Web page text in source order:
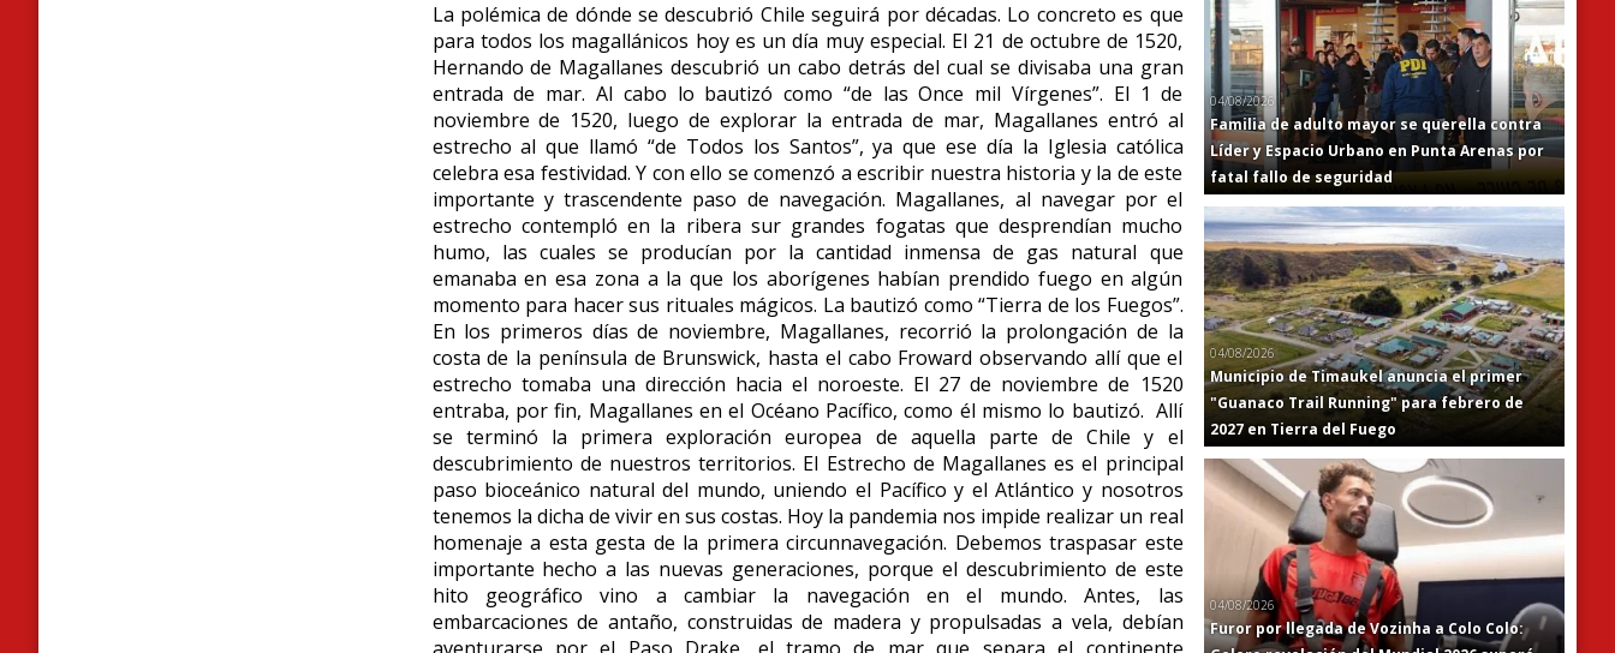
La polémica de dónde se descubrió Chile seguirá por décadas. Lo concreto es que
para todos los magallánicos hoy es un día muy especial. El 21 de octubre de 1520,
Hernando de Magallanes descubrió un cabo detrás del cual se divisaba una gran
entrada de mar. Al cabo lo bautizó como “de las Once mil Vírgenes”. El 1 de
noviembre de 1520, luego de explorar la entrada de mar, Magallanes entró al
estrecho al que llamó “de Todos los Santos”, ya que ese día la Iglesia católica
celebra esa festividad. Y con ello se comenzó a escribir nuestra historia y la de este
importante y trascendente paso de navegación. Magallanes, al navegar por el
estrecho contempló en la ribera sur grandes fogatas que desprendían mucho
humo, las cuales se producían por la cantidad inmensa de gas natural que
emanaba en esa zona a la que los aborígenes habían prendido fuego en algún
momento para hacer sus rituales mágicos. La bautizó como “Tierra de los Fuegos”.
En los primeros días de noviembre, Magallanes, recorrió la prolongación de la
costa de la península de Brunswick, hasta el cabo Froward observando allí que el
estrecho tomaba una dirección hacia el noroeste. El 27 de noviembre de 1520
entraba, por fin, Magallanes en el Océano Pacífico, como él mismo lo bautizó. Allí
se terminó la primera exploración europea de aquella parte de Chile y el
descubrimiento de nuestros territorios. El Estrecho de Magallanes es el principal
paso bioceánico natural del mundo, uniendo el Pacífico y el Atlántico y nosotros
tenemos la dicha de vivir en sus costas. Hoy la pandemia nos impide realizar un real
homenaje a esta gesta de la primera circunnavegación. Debemos traspasar este
importante hecho a las nuevas generaciones, porque el descubrimiento de este
hito geográfico vino a cambiar la navegación en el mundo. Antes, las
embarcaciones de antaño, construidas de madera y propulsadas a vela, debían
04/08/2026
Familia de adulto mayor se querella contra
Líder y Espacio Urbano en Punta Arenas por
fatal fallo de seguridad
04/08/2026
Municipio de Timaukel anuncia el primer
"Guanaco Trail Running" para febrero de
2027 en Tierra del Fuego
04/08/2026
Furor por llegada de Vozinha a Colo Colo: